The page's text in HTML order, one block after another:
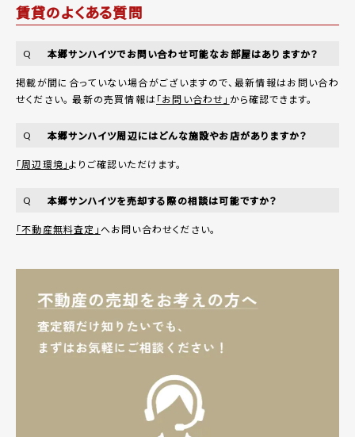
賃貸のよくある質問
Q 本郷サンハイツでお問い合わせ可能なお部屋はありますか？
掲載が間に合っていない場合がございますので、最新情報はお問い合わ
せください。 最新の売買情報は「お問い合わせ」 から確認できます。
Q 本郷サンハイツ周辺にはどんな施設やお店がありますか？
「周辺環境」よりご確認いただけます。
Q 本郷サンハイツを売却する際の相談は可能ですか？
「不動産無料査定」へお問い合わせください。